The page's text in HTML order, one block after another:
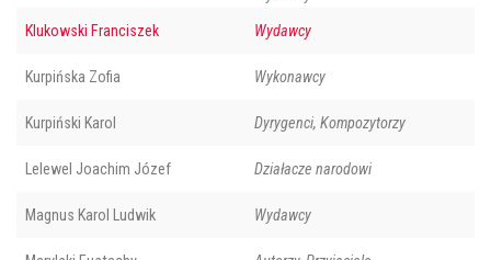
Klukowski Franciszek Wydawcy
Kurpińska Zofia Wykonawcy
Kurpiński Karol Dyrygenci, Kompozytorzy
Lelewel Joachim Józef Działacze narodowi
Magnus Karol Ludwik Wydawcy